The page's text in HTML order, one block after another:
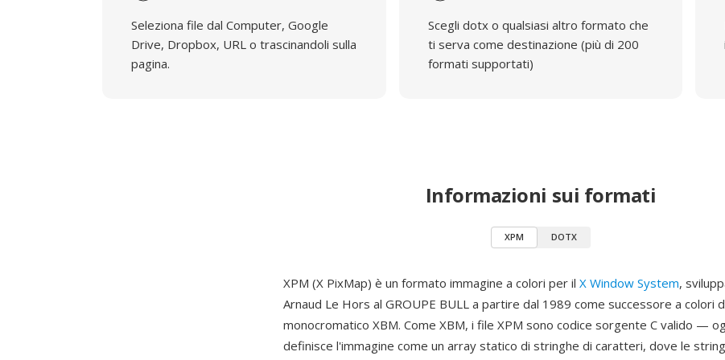
Seleziona file dal Computer, Google
Drive, Dropbox, URL o trascinandoli sulla
pagina.
Scegli dotx o qualsiasi altro formato che
ti serva come destinazione (più di 200
formati supportati)
Informazioni sui formati
XPM DOTX
XPM (X PixMap) è un formato immagine a colori per il X Window System,
Arnaud Le Hors al GROUPE BULL a partire dal 1989 come successore a colori
monocromatico XBM. Come XBM, i file XPM sono codice sorgente C valido —
definisce l'immagine come un array statico di stringhe di caratteri, dove le